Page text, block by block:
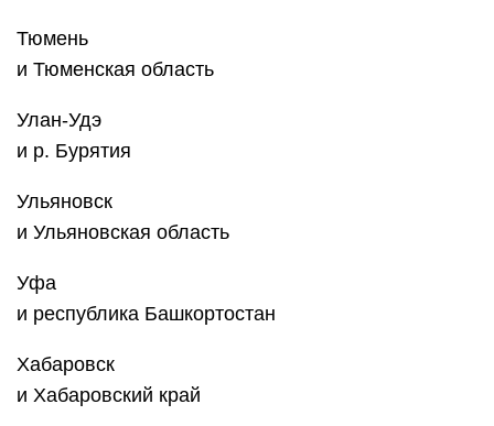
Тюмень
и Тюменская область
Улан-Удэ
и р. Бурятия
Ульяновск
и Ульяновская область
Уфа
и республика Башкортостан
Хабаровск
и Хабаровский край